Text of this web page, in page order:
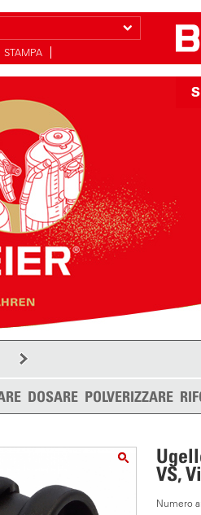
STAMPA
DOSARE POLVERIZZARE
VS,
Numero